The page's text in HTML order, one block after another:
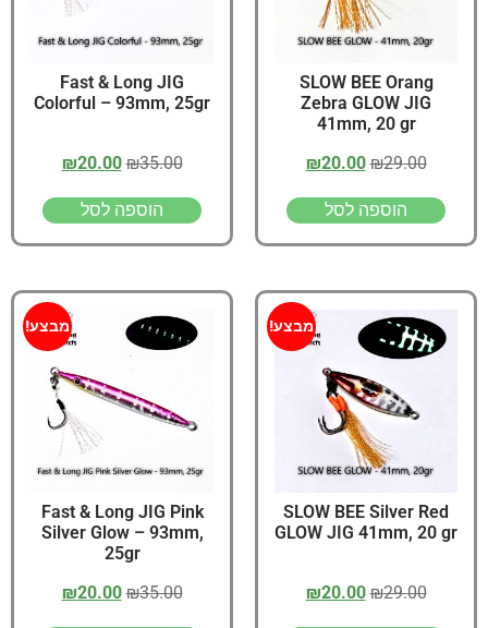
SLOW BEE Orang
Zebra GLOW JIG
41mm, 20 gr
₪29.00
₪20.00
הוספה לסל
Fast & Long JIG
Colorful – 93mm, 25gr
₪35.00
₪20.00
הוספה לסל
מבצע!
SLOW BEE Silver Red
GLOW JIG 41mm, 20 gr
₪29.00
₪20.00
מבצע!
Fast & Long JIG Pink
Silver Glow – 93mm,
25gr
₪35.00
₪20.00